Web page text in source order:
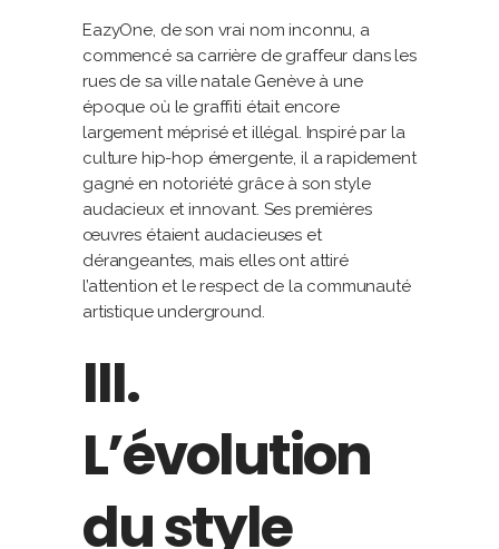
EazyOne, de son vrai nom inconnu, a
commencé sa carrière de graffeur dans les
rues de sa ville natale Genève à une
époque où le graffiti était encore
largement méprisé et illégal. Inspiré par la
culture hip-hop émergente, il a rapidement
gagné en notoriété grâce à son style
audacieux et innovant. Ses premières
œuvres étaient audacieuses et
dérangeantes, mais elles ont attiré
l’attention et le respect de la communauté
artistique underground.
III.
L’évolution
du style